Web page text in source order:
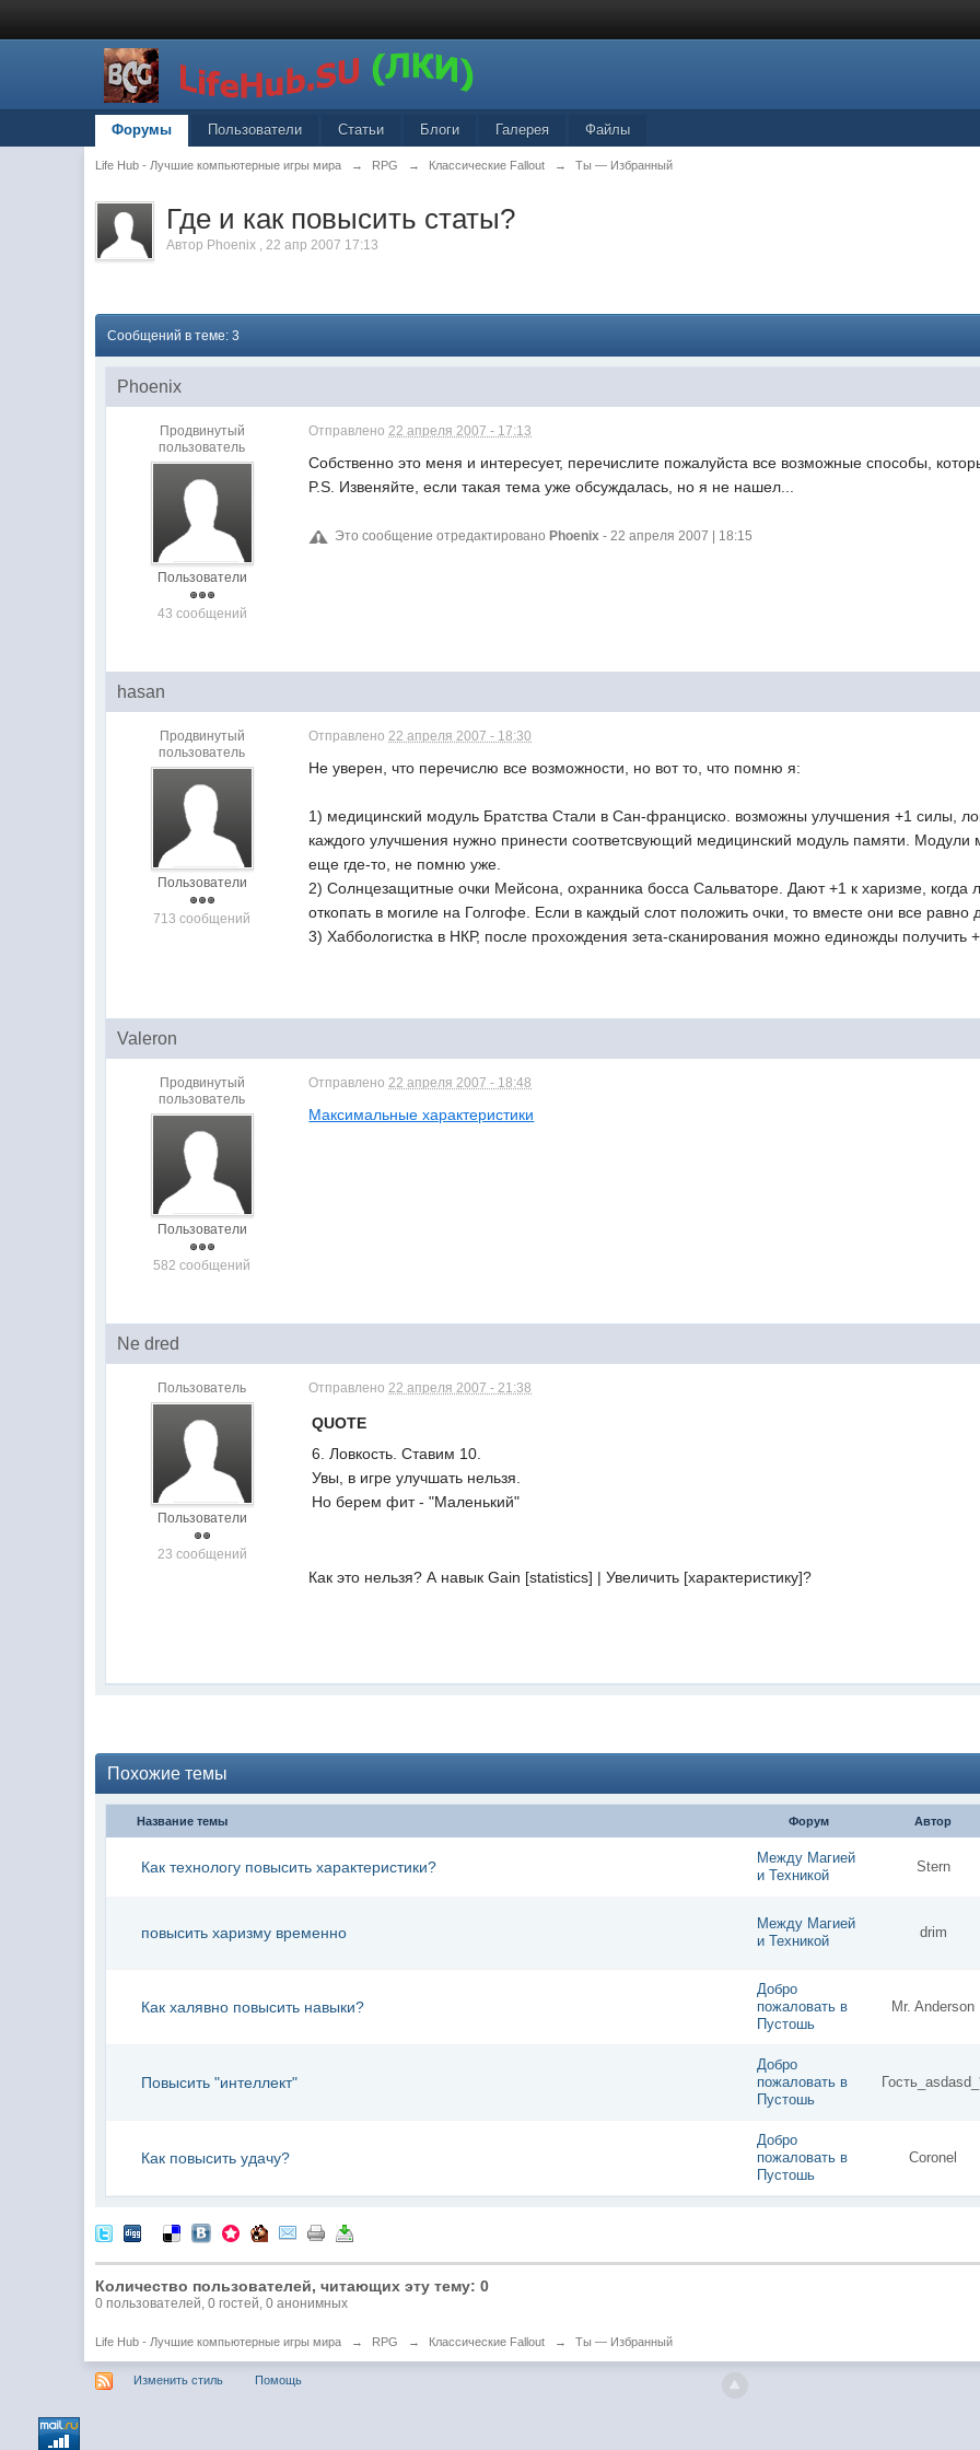
Форумы Пользователи Статьи Блоги Галерея Файлы
Life Hub - Лучшие компьютерные игры мира → RPG → Классические Fallout → Ты — Избранный
Где и как повысить статы?
Автор Phoenix ,22 апр 2007 17:13
Сообщений в теме: 3
Phoenix
Продвинутый
пользователь
Пользователи
43 сообщений
Отправлено22 апреля 2007 - 17:13
Собственно это меня и интересует, перечислите пожалуйста все возможные способы,
P.S. Извеняйте, если такая тема уже обсуждалась, но я не нашел...
Это сообщение отредактировано Phoenix - 22 апреля 2007 | 18:15
hasan
Продвинутый
пользователь
Пользователи
713 сообщений
Отправлено22 апреля 2007 - 18:30
Не уверен, что перечислю все возможности, но вот то, что помню я:
1) медицинский модуль Братства Стали в Сан-франциско. возможны улучшения +1 силы,
каждого улучшения нужно принести соответсвующий медицинский модуль памяти.
еще где-то, не помню уже.
2) Солнцезащитные очки Мейсона, охранника босса Сальваторе. Дают +1 к харизме,
откопать в могиле на Голгофе. Если в каждый слот положить очки, то вместе они все равно
3) Хаббологистка в НКР, после прохождения зета-сканирования можно единожды получить
Valeron
Продвинутый
пользователь
Пользователи
582 сообщений
Отправлено22 апреля 2007 - 18:48
Максимальные характеристики
Ne dred
Пользователь
Пользователи
23 сообщений
Отправлено22 апреля 2007 - 21:38
QUOTE
6. Ловкость. Ставим 10.
Увы, в игре улучшать нельзя.
Но берем фит - "Маленький"
Как это нельзя? А навык Gain [statistics] | Увеличить [характеристику]?
Похожие темы
Название темы Форум Автор
Как технологу повысить характеристики?
Между Магией
и Техникой
Stern
повысить харизму временно
Между Магией
и Техникой
drim
Как халявно повысить навыки?
Добро
пожаловать в
Пустошь
Mr. Anderson
Повысить "интеллект"
Добро
пожаловать в
Пустошь
Как повысить удачу?
Добро
пожаловать в
Пустошь
Coronel
Количество пользователей, читающих эту тему: 0
0 пользователей, 0 гостей, 0 анонимных
Life Hub - Лучшие компьютерные игры мира → RPG → Классические Fallout → Ты — Избранный
Изменить стиль Помощь